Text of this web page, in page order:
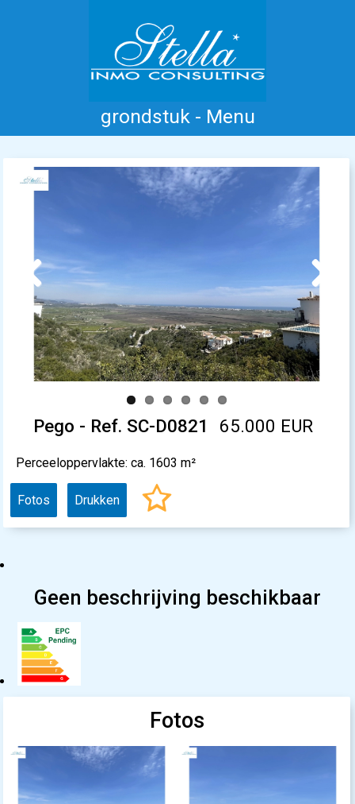
grondstuk - Menu
Home Costa Blanca Koop Huur
Nieuwbouw
Informatie Referenties
Contact
Previous Next
Pego - Ref. SC-D0821 65.000 EUR
Perceeloppervlakte: ca. 1603 m²
Fotos Drukken
Geen beschrijving beschikbaar
Fotos